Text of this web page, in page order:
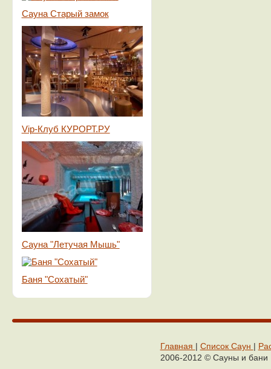
Сауна Старый замок
Vip-Клуб КУРОРТ.РУ
Сауна "Летучая Мышь"
Баня "Сохатый"
Главная | Cписок Cаун |
2006-2012 © Сaуны и бaни